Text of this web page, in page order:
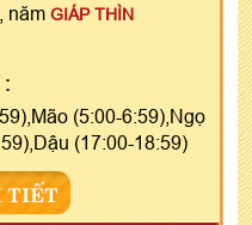
, năm GIÁP THÌN
:
(5:00-6:59),Ngọ
(17:00-18:59)
TIẾT